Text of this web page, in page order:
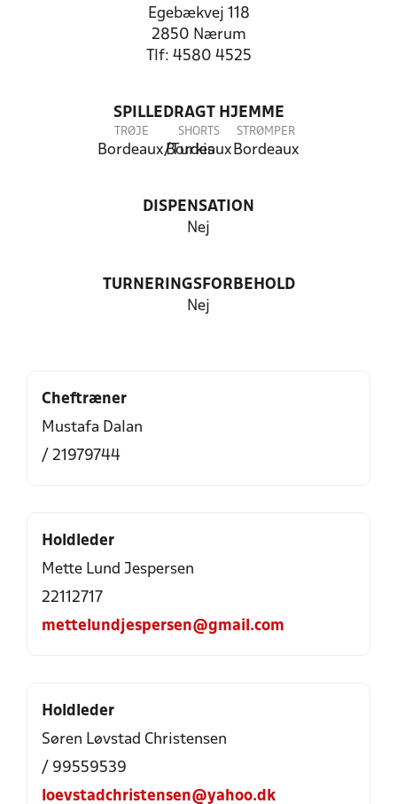
Egebækvej 118
2850 Nærum
Tlf: 4580 4525
SPILLEDRAGT HJEMME
TRØJE
Bordeaux/Turkis
SHORTS
Bordeaux
STRØMPER
Bordeaux
DISPENSATION
Nej
TURNERINGSFORBEHOLD
Nej
Cheftræner
Mustafa Dalan
/ 21979744
Holdleder
Mette Lund Jespersen
22112717
mettelundjespersen@gmail.com
Holdleder
Søren Løvstad Christensen
/ 99559539
loevstadchristensen@yahoo.dk